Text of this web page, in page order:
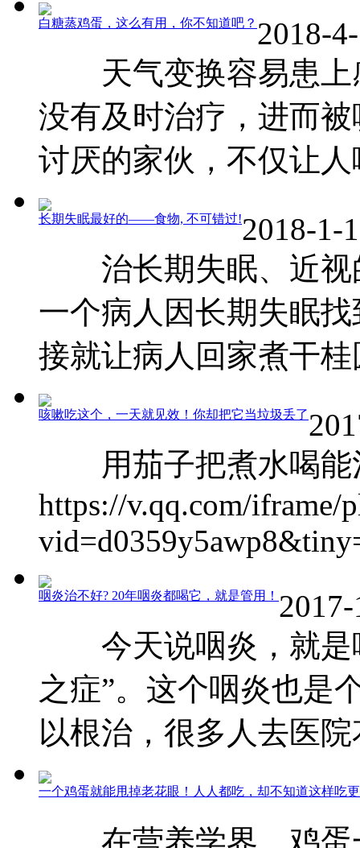
白糖蒸鸡蛋，这么有用，你不知道吧？ 2018-
天气变换容易患上
没有及时治疗，进而
讨厌的家伙，不仅让
长期失眠最好的——食物, 不可错过!2018-1-
治长期失眠、近
一个病人因长期失眠
接就让病人回家煮干桂
咳嗽吃这个，一天就见效！你却把它当垃圾丢了
用茄子把煮水喝
https://v.qq.com/iframe/
咽炎治不好? 20年咽炎都喝它，就是管用！
今天说咽炎，就是
之症”。这个咽炎也是
以根治，很多人去医院
一个鸡蛋就能甩掉老花眼！人人都吃，却不知道这样吃